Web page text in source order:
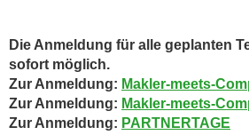
Die Anmeldung für alle geplanten
sofort möglich.
Zur Anmeldung: Makler-meets-
Zur Anmeldung: Makler-meets-
Zur Anmeldung: PARTNERTAGE